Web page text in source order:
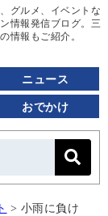
グルメ、イベントな
情報発信ブログ。三
情報もご紹介。
ニュース
おでかけ
> 小雨に負け